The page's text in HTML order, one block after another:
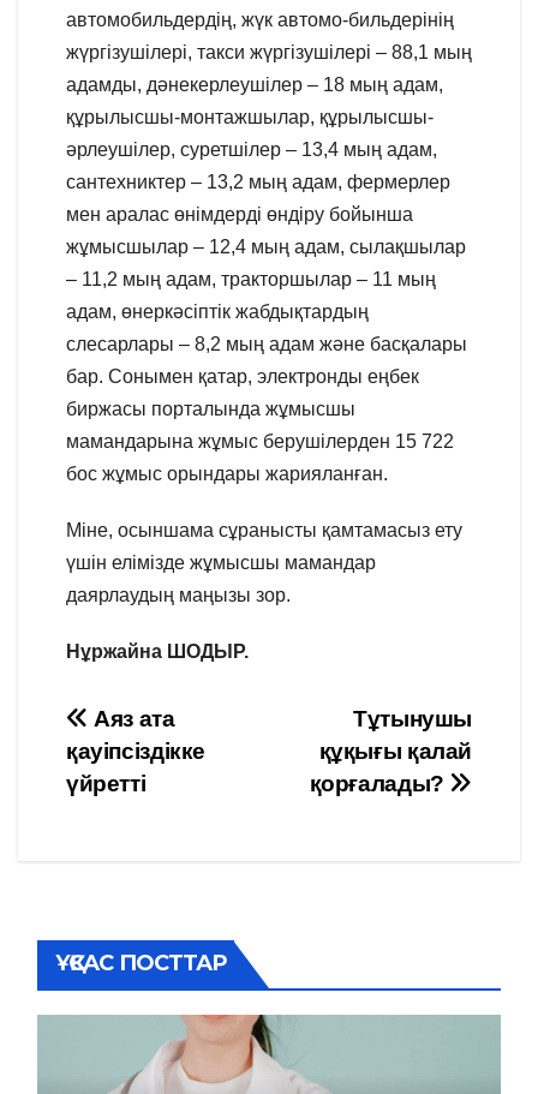
автомобильдердің, жүк автомо-бильдерінің
жүргізушілері, такси жүргізушілері – 88,1 мың
адамды, дәнекерлеушілер – 18 мың адам,
құрылысшы-монтажшылар, құрылысшы-
әрлеушілер, суретшілер – 13,4 мың адам,
сантехниктер – 13,2 мың адам, фермерлер
мен аралас өнімдерді өндіру бойынша
жұмысшылар – 12,4 мың адам, сылақшылар
– 11,2 мың адам, тракторшылар – 11 мың
адам, өнеркәсіптік жабдықтардың
слесарлары – 8,2 мың адам және басқалары
бар. Сонымен қатар, электронды еңбек
биржасы порталында жұмысшы
мамандарына жұмыс берушілерден 15 722
бос жұмыс орындары жарияланған.
Міне, осыншама сұранысты қамтамасыз ету
үшін елімізде жұмысшы мамандар
даярлаудың маңызы зор.
Нұржайна ШОДЫР.
Навигация
по
Тұтынушы
құқығы қалай
қорғалады?
Аяз ата
қауіпсіздікке
үйретті
ҰҚСАС ПОСТТАР